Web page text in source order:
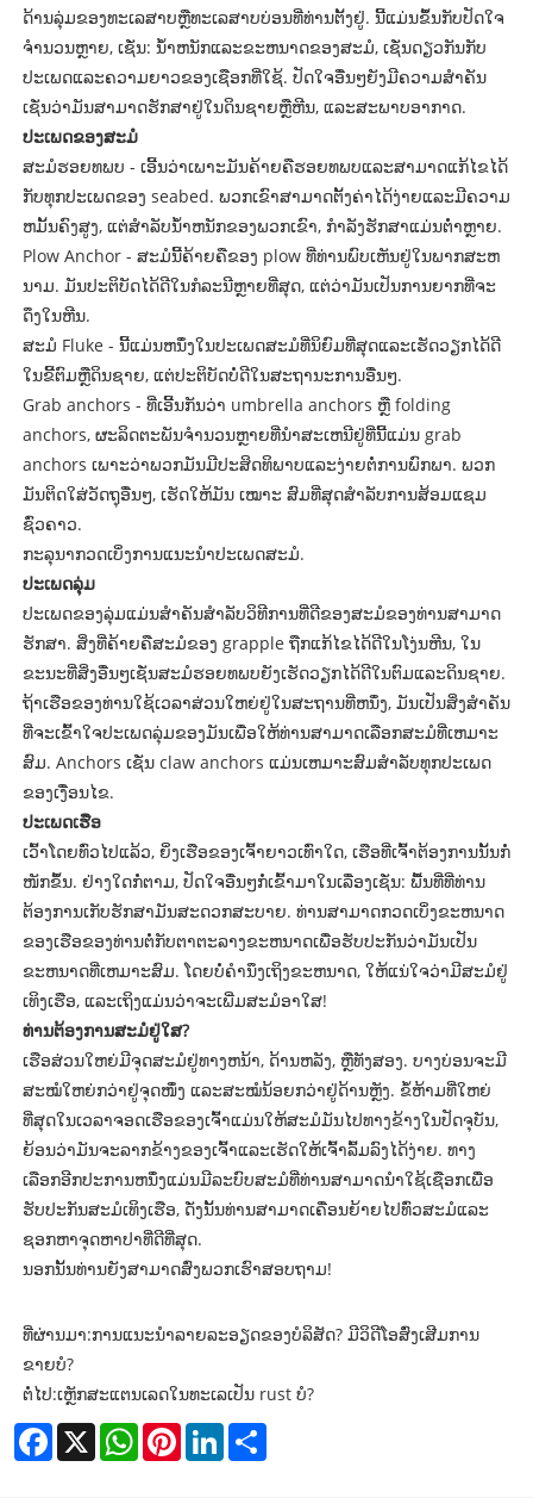
ດ້ານລຸ່ມຂອງທະເລສາບຫຼືທະເລສາບບ່ອນທີ່ທ່ານຕັ້ງຢູ່. ນີ້ແມ່ນຂຶ້ນກັບປັດໃຈ
ຈໍານວນຫຼາຍ, ເຊັ່ນ: ນ້ໍາຫນັກແລະຂະຫນາດຂອງສະມໍ, ເຊັ່ນດຽວກັນກັບ
ປະເພດແລະຄວາມຍາວຂອງເຊືອກທີ່ໃຊ້. ປັດໃຈອື່ນໆຍັງມີຄວາມສໍາຄັນ
ເຊັ່ນວ່າມັນສາມາດຮັກສາຢູ່ໃນດິນຊາຍຫຼືຫີນ, ແລະສະພາບອາກາດ.
ປະເພດຂອງສະມໍ
ສະມໍຮອຍທພບ - ເອີ້ນວ່າເພາະມັນຄ້າຍຄືຮອຍທພບແລະສາມາດແກ້ໄຂໄດ້
ກັບທຸກປະເພດຂອງ seabed. ພວກເຂົາສາມາດຕັ້ງຄ່າໄດ້ງ່າຍແລະມີຄວາມ
ຫມັ້ນຄົງສູງ, ແຕ່ສໍາລັບນ້ໍາຫນັກຂອງພວກເຂົາ, ກໍາລັງຮັກສາແມ່ນຕໍ່າຫຼາຍ.
Plow Anchor - ສະມໍນີ້ຄ້າຍຄືຂອງ plow ທີ່ທ່ານພົບເຫັນຢູ່ໃນພາກສະຫ
ນາມ. ມັນປະຕິບັດໄດ້ດີໃນກໍລະນີຫຼາຍທີ່ສຸດ, ແຕ່ວ່າມັນເປັນການຍາກທີ່ຈະ
ດຶງໃນຫີນ.
ສະມໍ Fluke - ນີ້ແມ່ນຫນຶ່ງໃນປະເພດສະມໍທີ່ນິຍົມທີ່ສຸດແລະເຮັດວຽກໄດ້ດີ
ໃນຂີ້ຕົມຫຼືດິນຊາຍ, ແຕ່ປະຕິບັດບໍ່ດີໃນສະຖານະການອື່ນໆ.
Grab anchors - ທີ່ເອີ້ນກັນວ່າ umbrella anchors ຫຼື folding
anchors, ຜະລິດຕະພັນຈໍານວນຫຼາຍທີ່ນໍາສະເຫນີຢູ່ທີ່ນີ້ແມ່ນ grab
anchors ເພາະວ່າພວກມັນມີປະສິດທິພາບແລະງ່າຍຕໍ່ການພົກພາ. ພວກ
ມັນຕິດໃສ່ວັດຖຸອື່ນໆ, ເຮັດໃຫ້ມັນ ເໝາະ ສົມທີ່ສຸດສໍາລັບການສ້ອມແຊມ
ຊົ່ວຄາວ.
ກະລຸນາກວດເບິ່ງການແນະນຳປະເພດສະມໍ.
ປະເພດລຸ່ມ
ປະເພດຂອງລຸ່ມແມ່ນສໍາຄັນສໍາລັບວິທີການທີ່ດີຂອງສະມໍຂອງທ່ານສາມາດ
ຮັກສາ. ສິ່ງທີ່ຄ້າຍຄືສະມໍຂອງ grapple ຖືກແກ້ໄຂໄດ້ດີໃນໂງ່ນຫີນ, ໃນ
ຂະນະທີ່ສິ່ງອື່ນໆເຊັ່ນສະມໍຮອຍທພບຍັງເຮັດວຽກໄດ້ດີໃນຕົມແລະດິນຊາຍ.
ຖ້າເຮືອຂອງທ່ານໃຊ້ເວລາສ່ວນໃຫຍ່ຢູ່ໃນສະຖານທີ່ຫນຶ່ງ, ມັນເປັນສິ່ງສໍາຄັນ
ທີ່ຈະເຂົ້າໃຈປະເພດລຸ່ມຂອງມັນເພື່ອໃຫ້ທ່ານສາມາດເລືອກສະມໍທີ່ເຫມາະ
ສົມ. Anchors ເຊັ່ນ claw anchors ແມ່ນເຫມາະສົມສໍາລັບທຸກປະເພດ
ຂອງເງື່ອນໄຂ.
ປະເພດເຮືອ
ເວົ້າໂດຍທົ່ວໄປແລ້ວ, ຍິ່ງເຮືອຂອງເຈົ້າຍາວເທົ່າໃດ, ເຮືອທີ່ເຈົ້າຕ້ອງການນັ້ນກໍ່
ໜັກຂຶ້ນ. ຢ່າງໃດກໍ່ຕາມ, ປັດໃຈອື່ນໆກໍ່ເຂົ້າມາໃນເລື່ອງເຊັ່ນ: ພື້ນທີ່ທີ່ທ່ານ
ຕ້ອງການເກັບຮັກສາມັນສະດວກສະບາຍ. ທ່ານສາມາດກວດເບິ່ງຂະຫນາດ
ຂອງເຮືອຂອງທ່ານຕໍ່ກັບຕາຕະລາງຂະຫນາດເພື່ອຮັບປະກັນວ່າມັນເປັນ
ຂະຫນາດທີ່ເຫມາະສົມ. ໂດຍບໍ່ຄໍານຶງເຖິງຂະຫນາດ, ໃຫ້ແນ່ໃຈວ່າມີສະມໍຢູ່
ເທິງເຮືອ, ແລະເຖິງແມ່ນວ່າຈະເພີ່ມສະມໍອາໃສ!
ທ່ານຕ້ອງການສະມໍຢູ່ໃສ?
ເຮືອສ່ວນໃຫຍ່ມີຈຸດສະມໍຢູ່ທາງຫນ້າ, ດ້ານຫລັງ, ຫຼືທັງສອງ. ບາງບ່ອນຈະມີ
ສະໝໍໃຫຍ່ກວ່າຢູ່ຈຸດໜຶ່ງ ແລະສະໝໍນ້ອຍກວ່າຢູ່ດ້ານຫຼັງ. ຂໍ້ຫ້າມທີ່ໃຫຍ່
ທີ່ສຸດໃນເວລາຈອດເຮືອຂອງເຈົ້າແມ່ນໃຫ້ສະມໍມັນໄປທາງຂ້າງໃນປັດຈຸບັນ,
ຍ້ອນວ່າມັນຈະລາກຂ້າງຂອງເຈົ້າແລະເຮັດໃຫ້ເຈົ້າລົ້ມລົງໄດ້ງ່າຍ. ທາງ
ເລືອກອີກປະການຫນຶ່ງແມ່ນມີລະບົບສະມໍທີ່ທ່ານສາມາດນໍາໃຊ້ເຊືອກເພື່ອ
ຮັບປະກັນສະມໍເທິງເຮືອ, ດັ່ງນັ້ນທ່ານສາມາດເຄື່ອນຍ້າຍໄປທົ່ວສະມໍແລະ
ຊອກຫາຈຸດຫາປາທີ່ດີທີ່ສຸດ.
ນອກນັ້ນທ່ານຍັງສາມາດສົ່ງພວກເຮົາສອບຖາມ!
ທີ່ຜ່ານມາ:ການແນະນໍາລາຍລະອຽດຂອງບໍລິສັດ? ມີວິດີໂອສົ່ງເສີມການ
ຂາຍບໍ?
ຕໍ່ໄປ:ເຫຼັກສະແຕນເລດໃນທະເລເປັນ rust ບໍ?
Facebook
X WhatsAppPinterestLinkedIn